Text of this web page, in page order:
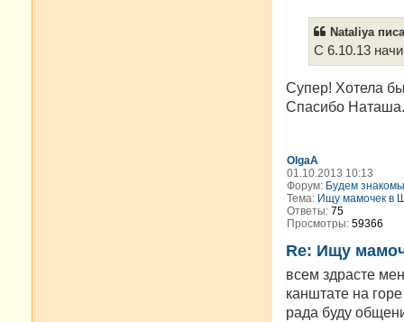
Nataliya
С 6.10.13
Супер! Хотела
Спасибо Наташа.
OlgaA
01.10.2013 10:13
Форум: Будем
Тема: Ищу мамочек в
Ответы: 75
Просмотры: 59366
Re: Ищу
всем здрасте
канштате на
рада буду